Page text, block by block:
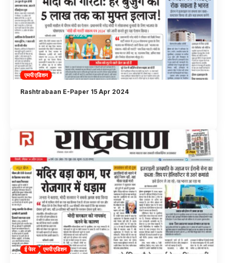
एमपी एडिशन
Rashtrabaan E-Paper 15 Apr 2024
ई पेपर एमपी एडिशन